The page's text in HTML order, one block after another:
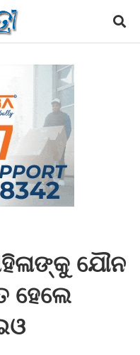
ଯୌନ
ହେଲେ